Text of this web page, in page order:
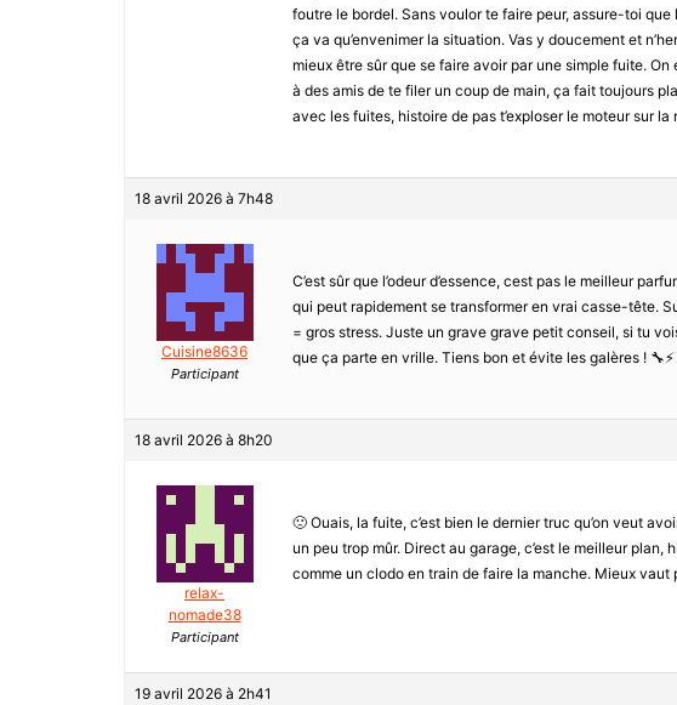
foutre le bordel. Sans voulor te faire peur, assure-toi que
ça va qu’envenimer la situation. Vas y doucement et
mieux être sûr que se faire avoir par une simple fuite.
à des amis de te filer un coup de main, ça fait toujours
avec les fuites, histoire de pas t’exploser le moteur sur la
18 avril 2026 à 7h48
Cuisine8636
Participant
C’est sûr que l’odeur d’essence, cest pas le meilleur
qui peut rapidement se transformer en vrai casse-tête.
= gros stress. Juste un grave grave petit conseil, si tu
que ça parte en vrille. Tiens bon et évite les galères ! 🔧⚡
18 avril 2026 à 8h20
relax-
nomade38
Participant
🙁 Ouais, la fuite, c’est bien le dernier truc qu’on veut
un peu trop mûr. Direct au garage, c’est le meilleur plan,
comme un clodo en train de faire la manche. Mieux vaut
19 avril 2026 à 2h41